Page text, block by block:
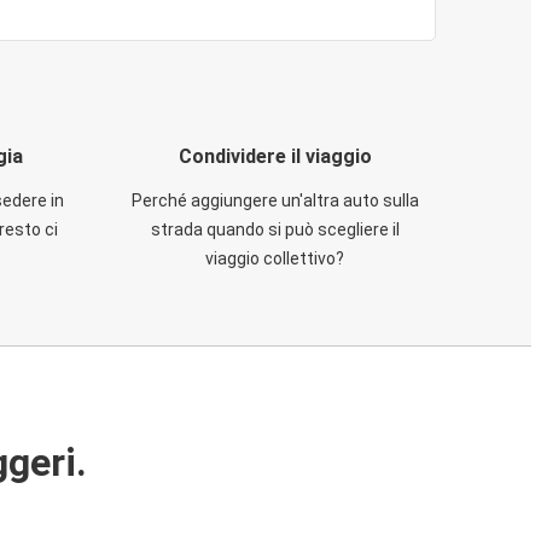
in
ci
Condividere il viaggio
Perché aggiungere un'altra auto sulla
strada quando si può scegliere il
viaggio collettivo?